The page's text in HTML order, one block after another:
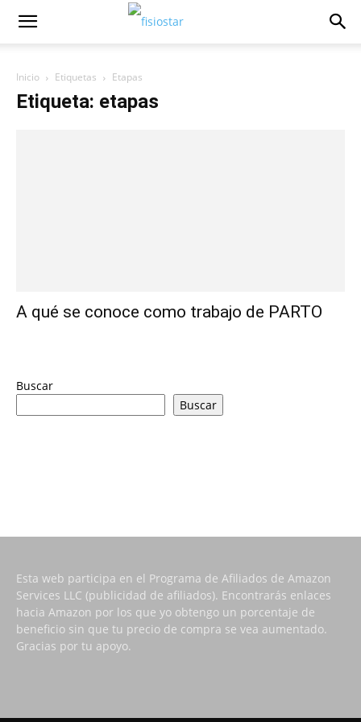
Inicio Etiquetas Etapas
Etiqueta: etapas
A qué se conoce como trabajo de PARTO
Buscar
Buscar
Esta web participa en el Programa de Afiliados de Amazon
Services LLC (publicidad de afiliados). Encontrarás enlaces
hacia Amazon por los que yo obtengo un porcentaje de
beneficio sin que tu precio de compra se vea aumentado.
Gracias por tu apoyo.